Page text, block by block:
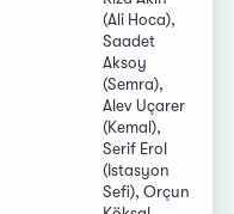
(Ali Hoca),
Saadet
Aksoy
(Semra),
Alev Uçarer
(Kemal),
Serif Erol
(Istasyon
Sefi), Orçun